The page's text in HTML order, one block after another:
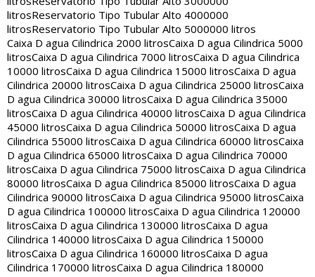
litrosReservatorio Tipo Tubular Alto 4000000
litrosReservatorio Tipo Tubular Alto 5000000 litros
Caixa D agua Cilindrica 2000 litrosCaixa D agua Cilindrica 5000
litrosCaixa D agua Cilindrica 7000 litrosCaixa D agua Cilindrica
10000 litrosCaixa D agua Cilindrica 15000 litrosCaixa D agua
Cilindrica 20000 litrosCaixa D agua Cilindrica 25000 litrosCaixa
D agua Cilindrica 30000 litrosCaixa D agua Cilindrica 35000
litrosCaixa D agua Cilindrica 40000 litrosCaixa D agua Cilindrica
45000 litrosCaixa D agua Cilindrica 50000 litrosCaixa D agua
Cilindrica 55000 litrosCaixa D agua Cilindrica 60000 litrosCaixa
D agua Cilindrica 65000 litrosCaixa D agua Cilindrica 70000
litrosCaixa D agua Cilindrica 75000 litrosCaixa D agua Cilindrica
80000 litrosCaixa D agua Cilindrica 85000 litrosCaixa D agua
Cilindrica 90000 litrosCaixa D agua Cilindrica 95000 litrosCaixa
D agua Cilindrica 100000 litrosCaixa D agua Cilindrica 120000
litrosCaixa D agua Cilindrica 130000 litrosCaixa D agua
Cilindrica 140000 litrosCaixa D agua Cilindrica 150000
litrosCaixa D agua Cilindrica 160000 litrosCaixa D agua
Cilindrica 170000 litrosCaixa D agua Cilindrica 180000